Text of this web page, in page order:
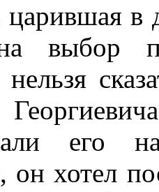
в
выбор
его
он хотел